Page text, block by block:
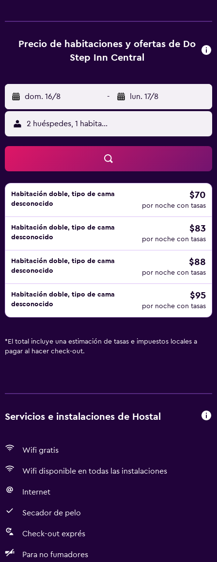
ropa de cama. Sala de conciertos Musikverein está a 1,8
km del alojamiento, y Casa de la Música está a 2,5 km. El
Precio de habitaciones y ofertas de Do
Step Inn Central
dom. 16/8 - lun. 17/8
2 huéspedes, 1 habitación
Habitación doble, tipo de cama
desconocido
$70
por noche con tasas
Habitación doble, tipo de cama
desconocido
$83
por noche con tasas
Habitación doble, tipo de cama
desconocido
$88
por noche con tasas
Habitación doble, tipo de cama
desconocido
$95
por noche con tasas
* El total incluye una estimación de tasas e impuestos locales a
pagar al hacer check-out.
Servicios e instalaciones de Hostal
Wifi gratis
Wifi disponible en todas las instalaciones
Internet
Secador de pelo
Check-out exprés
Para no fumadores